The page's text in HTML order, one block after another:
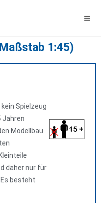
1:45)
Spielzeug
Jahren
Modellbau
daher nur für
besteht